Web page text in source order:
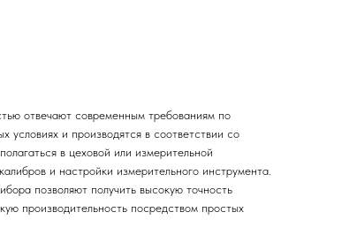
отвечают современным требованиям по
условиях и производятся в соответствии со
в цеховой или измерительной
и настройки измерительного инструмента.
позволяют получить высокую точность
производительность поcредством простых